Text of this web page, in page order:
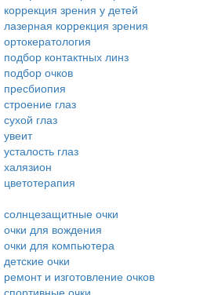
коррекция зрения у детей
лазерная коррекция зрения
ортокератология
подбор контактных линз
подбор очков
пресбиопия
строение глаз
сухой глаз
увеит
усталость глаз
халязион
цветотерапия
солнцезащитные очки
очки для вождения
очки для компьютера
детские очки
ремонт и изготовление очков